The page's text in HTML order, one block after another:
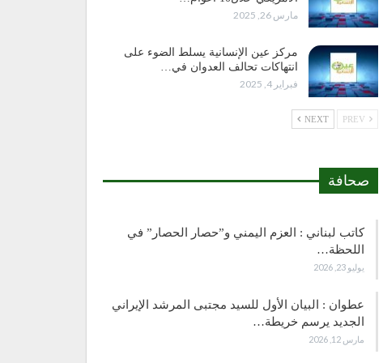
مارس 26, 2025
مركز عين الإنسانية يسلط الضوء على
انتهاكات تحالف العدوان في…
فبراير 4, 2025
NEXT
صحافة
كاتب لبناني : العزم اليمني و”حصار الحصار” في
اللحظة…
يوليو 23, 2026
عطوان : البيان الأول للسيد مجتبى المرشد الإيراني
الجديد يرسم خريطة…
مارس 12, 2026